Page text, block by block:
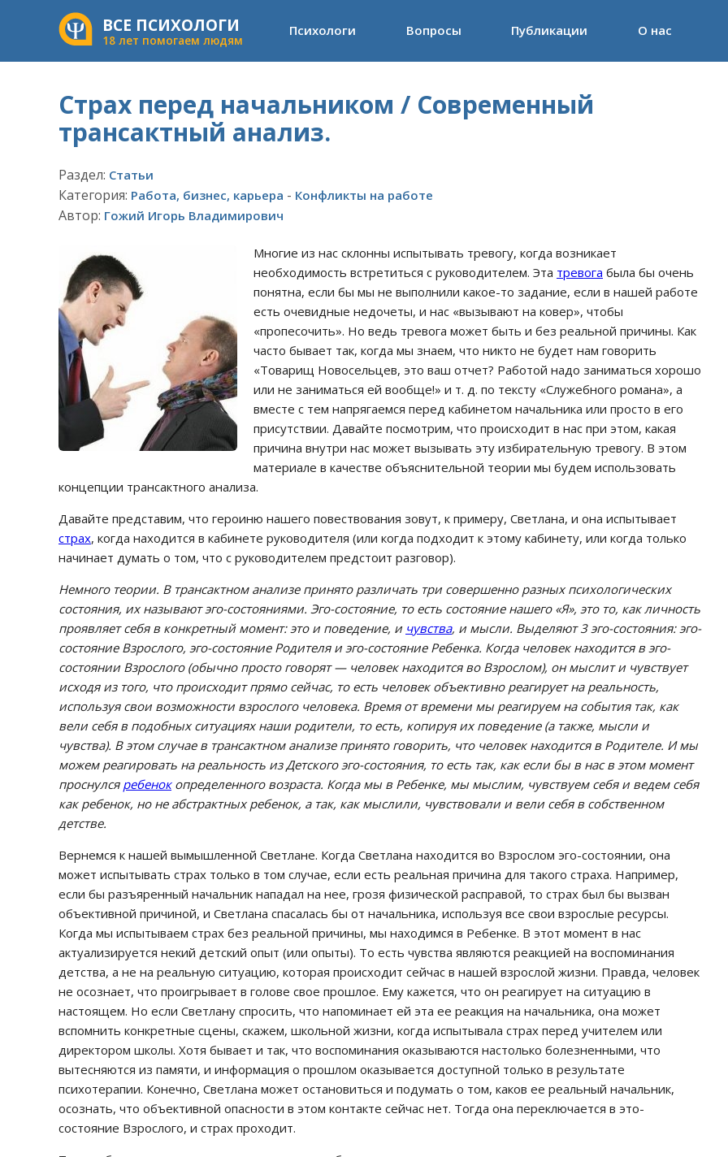
ВСЕ ПСИХОЛОГИ
18 лет помогаем людям
Психологи Вопросы Публикации О нас
Страх перед начальником / Современный
трансактный анализ.
Раздел: Статьи
Категория: Работа, бизнес, карьера - Конфликты на работе
Автор: Гожий Игорь Владимирович
Многие из нас склонны испытывать тревогу, когда возникает
необходимость встретиться с руководителем. Эта тревога была бы очень
понятна, если бы мы не выполнили какое-то задание, если в нашей работе
есть очевидные недочеты, и нас «вызывают на ковер», чтобы
«пропесочить». Но ведь тревога может быть и без реальной причины. Как
часто бывает так, когда мы знаем, что никто не будет нам говорить
«Товарищ Новосельцев, это ваш отчет? Работой надо заниматься хорошо
или не заниматься ей вообще!» и т. д. по тексту «Служебного романа», а
вместе с тем напрягаемся перед кабинетом начальника или просто в его
присутствии. Давайте посмотрим, что происходит в нас при этом, какая
причина внутри нас может вызывать эту избирательную тревогу. В этом
материале в качестве объяснительной теории мы будем использовать
концепции трансактного анализа.
Давайте представим, что героиню нашего повествования зовут, к примеру, Светлана, и она испытывает
страх, когда находится в кабинете руководителя (или когда подходит к этому кабинету, или когда только
начинает думать о том, что с руководителем предстоит разговор).
Немного теории. В трансактном анализе принято различать три совершенно разных психологических
состояния, их называют эго-состояниями. Эго-состояние, то есть состояние нашего «Я», это то, как личность
проявляет себя в конкретный момент: это и поведение, и чувства, и мысли. Выделяют 3 эго-состояния: эго-
состояние Взрослого, эго-состояние Родителя и эго-состояние Ребенка. Когда человек находится в эго-
состоянии Взрослого (обычно просто говорят — человек находится во Взрослом), он мыслит и чувствует
исходя из того, что происходит прямо сейчас, то есть человек объективно реагирует на реальность,
используя свои возможности взрослого человека. Время от времени мы реагируем на события так, как
вели себя в подобных ситуациях наши родители, то есть, копируя их поведение (а также, мысли и
чувства). В этом случае в трансактном анализе принято говорить, что человек находится в Родителе. И мы
можем реагировать на реальность из Детского эго-состояния, то есть так, как если бы в нас в этом момент
проснулся ребенокопределенного возраста. Когда мы в Ребенке, мы мыслим, чувствуем себя и ведем себя
как ребенок, но не абстрактных ребенок, а так, как мыслили, чувствовали и вели себя в собственном
детстве.
Вернемся к нашей вымышленной Светлане. Когда Светлана находится во Взрослом эго-состоянии, она
может испытывать страх только в том случае, если есть реальная причина для такого страха. Например,
если бы разъяренный начальник нападал на нее, грозя физической расправой, то страх был бы вызван
объективной причиной, и Светлана спасалась бы от начальника, используя все свои взрослые ресурсы.
Когда мы испытываем страх без реальной причины, мы находимся в Ребенке. В этот момент в нас
актуализируется некий детский опыт (или опыты). То есть чувства являются реакцией на воспоминания
детства, а не на реальную ситуацию, которая происходит сейчас в нашей взрослой жизни. Правда, человек
не осознает, что проигрывает в голове свое прошлое. Ему кажется, что он реагирует на ситуацию в
настоящем. Но если Светлану спросить, что напоминает ей эта ее реакция на начальника, она может
вспомнить конкретные сцены, скажем, школьной жизни, когда испытывала страх перед учителем или
директором школы. Хотя бывает и так, что воспоминания оказываются настолько болезненными, что
вытесняются из памяти, и информация о прошлом оказывается доступной только в результате
психотерапии. Конечно, Светлана может остановиться и подумать о том, каков ее реальный начальник,
осознать, что объективной опасности в этом контакте сейчас нет. Тогда она переключается в это-
состояние Взрослого, и страх проходит.